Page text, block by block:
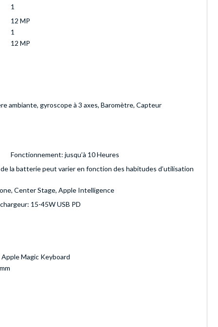
1
12 MP
1
12 MP
ambiante, gyroscope à 3 axes, Baromètre, Capteur
Fonctionnement: jusqu’à 10 Heures
la batterie peut varier en fonction des habitudes d’utilisation
Center Stage, Apple Intelligence
15-45W USB PD
Magic Keyboard